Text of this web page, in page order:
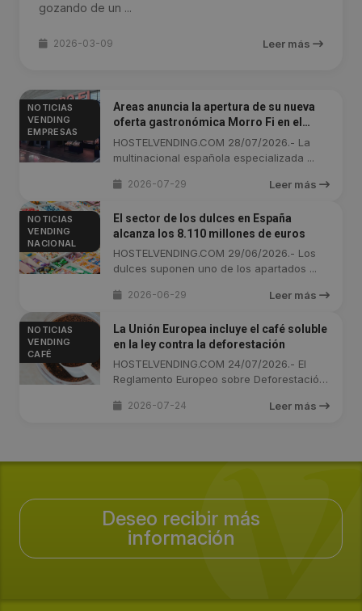
gozando de un ...
2026-03-09 Leer más
NOTICIAS
VENDING
EMPRESAS
Areas anuncia la apertura de su nueva
oferta gastronómica Morro Fi en el
Aeropuerto de Barcelona
HOSTELVENDING.COM 28/07/2026.- La
multinacional española especializada ...
2026-07-29 Leer más
NOTICIAS
VENDING
NACIONAL
El sector de los dulces en España
alcanza los 8.110 millones de euros
HOSTELVENDING.COM 29/06/2026.- Los
dulces suponen uno de los apartados ...
2026-06-29 Leer más
NOTICIAS
VENDING
CAFÉ
La Unión Europea incluye el café soluble
en la ley contra la deforestación
HOSTELVENDING.COM 24/07/2026.- El
Reglamento Europeo sobre Deforestación
2026-07-24 Leer más
Deseo recibir más
información